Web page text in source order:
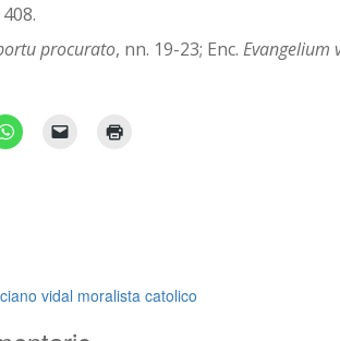
procurato, nn. 19-23; Enc. Evangelium
vidal moralista catolico